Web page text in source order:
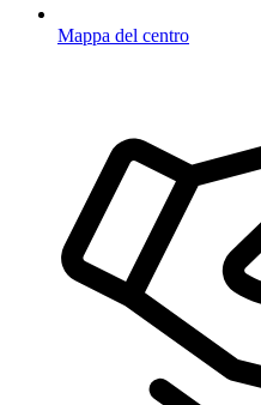
Mappa del centro